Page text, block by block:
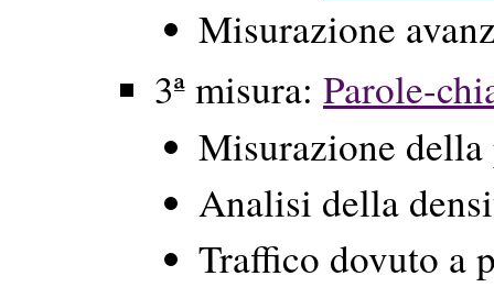
Misurazione
3ª misura: Parole-
Misurazione
Analisi della
Traffico dovuto a